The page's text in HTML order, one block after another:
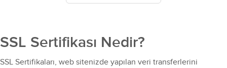
SSL Sertifikası Nedir?
SSL Sertifikaları, web sitenizde yapılan veri transferlerini